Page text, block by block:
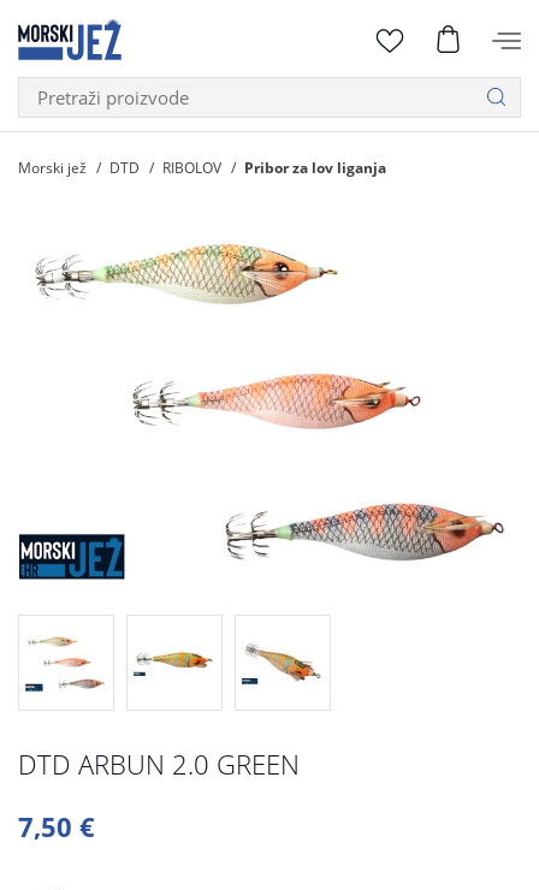
Morski jež DTD RIBOLOV Pribor za lov liganja
DTD ARBUN 2.0 GREEN
7,50 €